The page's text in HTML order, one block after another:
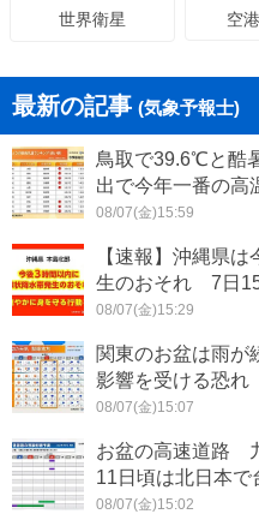
世界衛星 空
最新の記事 (気象予報士)
鳥取で39.6℃と酷
出で今年一番の高
08/07(金)15:59
【速報】沖縄県
生のおそれ 7日
08/07(金)15:29
関東のお盆は雨
影響を受ける恐れ
08/07(金)15:07
お盆の高速道路
11日頃は北日本で
08/07(金)15:02